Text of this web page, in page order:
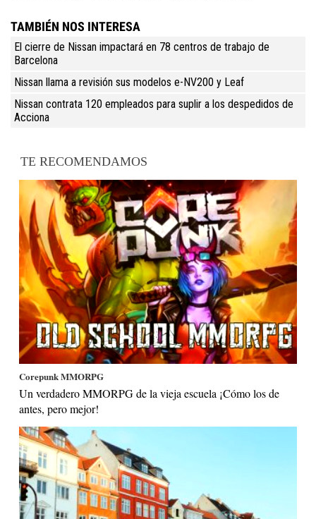
TAMBIÉN NOS INTERESA
El cierre de Nissan impactará en 78 centros de trabajo de
Barcelona
Nissan llama a revisión sus modelos e-NV200 y Leaf
Nissan contrata 120 empleados para suplir a los despedidos de
Acciona
TE RECOMENDAMOS
Corepunk MMORPG
Un verdadero MMORPG de la vieja escuela ¡Cómo los de
antes, pero mejor!